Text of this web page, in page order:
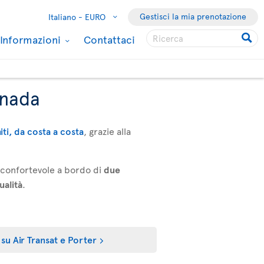
Italiano - EURO Gestisci la mia prenotazione
Informazioni Contattaci
da costa a costa, grazie alla
a bordo di due
.
Air Transat e Porter